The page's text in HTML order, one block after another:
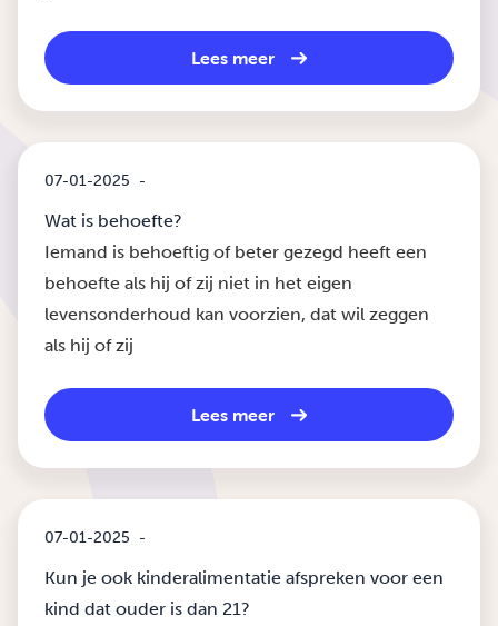
Lees meer
07-01-2025 -
Wat is behoefte?
Iemand is behoeftig of beter gezegd heeft een
behoefte als hij of zij niet in het eigen
levensonderhoud kan voorzien, dat wil zeggen
als hij of zij
Lees meer
07-01-2025 -
Kun je ook kinderalimentatie afspreken voor een
kind dat ouder is dan 21?